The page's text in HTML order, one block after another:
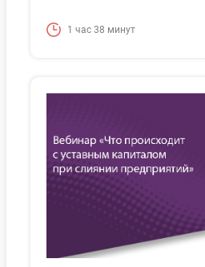
1 час 38 минут